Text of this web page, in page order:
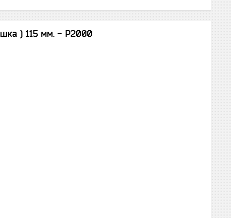
) 115 мм. - Р2000